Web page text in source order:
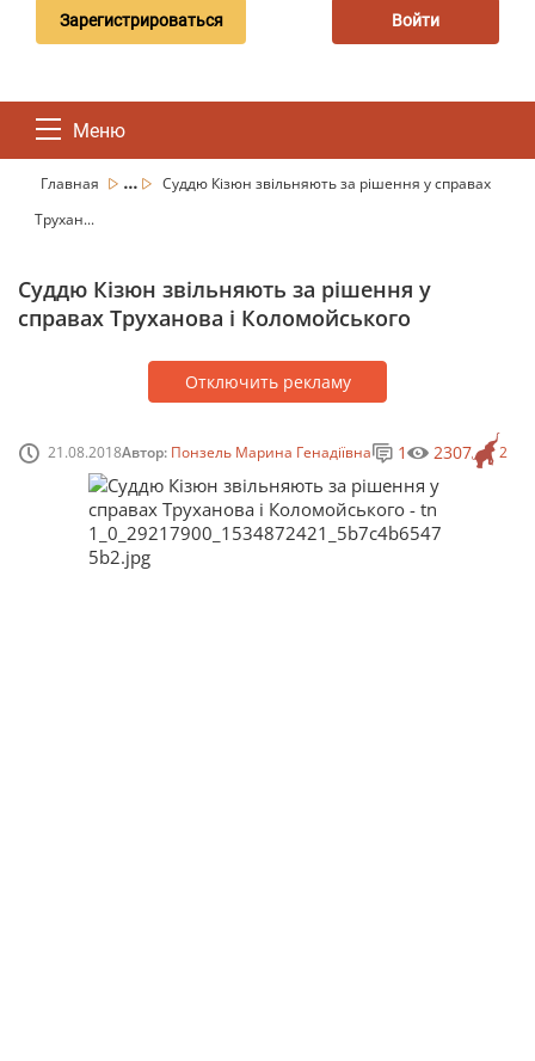
Зарегистрироваться Войти
Меню
Главная ...
Суддю Кізюн звільняють за рішення у справах
Трухан...
Суддю Кізюн звільняють за рішення у
справах Труханова і Коломойського
Отключить рекламу
21.08.2018Автор: Понзель Марина Генадіївна 2
1 2307